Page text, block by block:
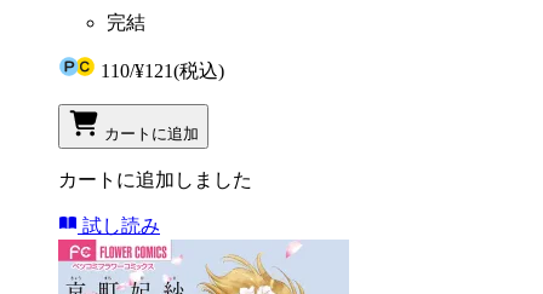
完結
110/¥121(税込)
カートに追加
カートに追加しました
試し読み